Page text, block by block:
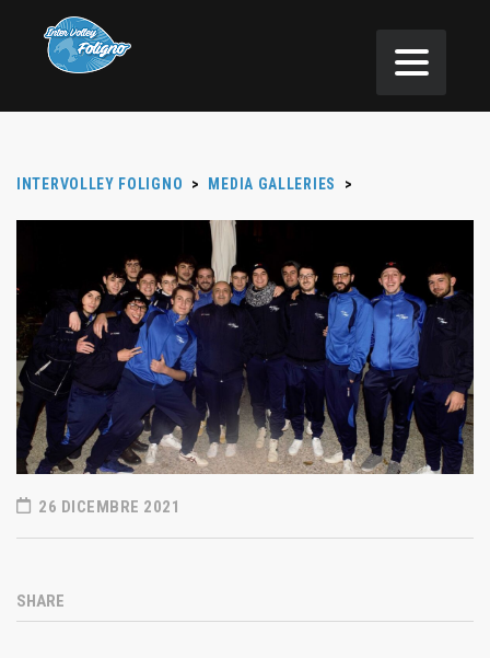
INTERVOLLEY FOLIGNO > MEDIA GALLERIES >
26 DICEMBRE 2021
SHARE